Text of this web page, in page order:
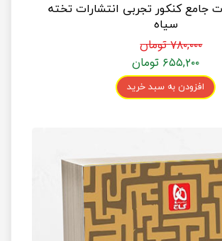
جامع کنکور تجربی انتشارات تخته
سیاه
۷۸۰,۰۰۰ تومان
۶۵۵,۲۰۰ تومان
افزودن به سبد خرید